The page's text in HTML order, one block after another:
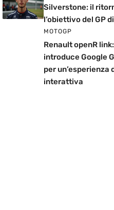
Silverstone: il
l’obiettivo del GP
MOTOGP
Renault openR
introduce Google
per un’esperienza
interattiva